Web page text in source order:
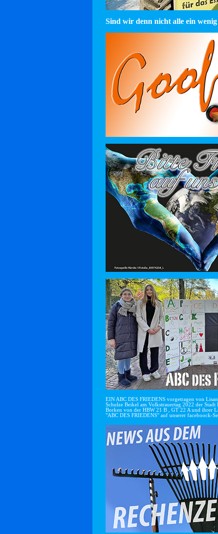
Sind wir denn nicht alle ein wenig
EIN ABC DES FRIEDENS vorgetragen von
Schulze Beikel am Volkstrauertag 2022 der
Borken von der HBW 21 B , GT 22 A und ihrer
"ABC DES FRIEDENS" auf unserer faceboock-